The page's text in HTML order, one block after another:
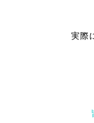
実際